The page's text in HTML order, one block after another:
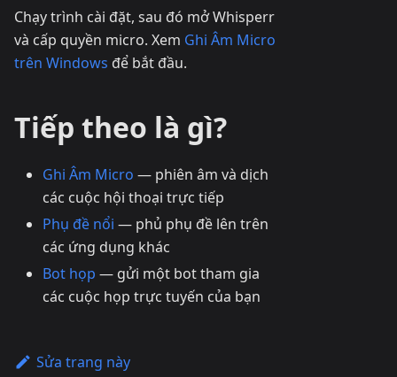
Chạy trình cài đặt, sau đó mở Whisperr
và cấp quyền micro. Xem Ghi Âm Micro
trên Windows để bắt đầu.
Tiếp theo là gì?
Ghi Âm Micro — phiên âm và dịch
các cuộc hội thoại trực tiếp
Phụ đề nổi — phủ phụ đề lên trên
các ứng dụng khác
Bot họp — gửi một bot tham gia
các cuộc họp trực tuyến của bạn
Sửa trang này